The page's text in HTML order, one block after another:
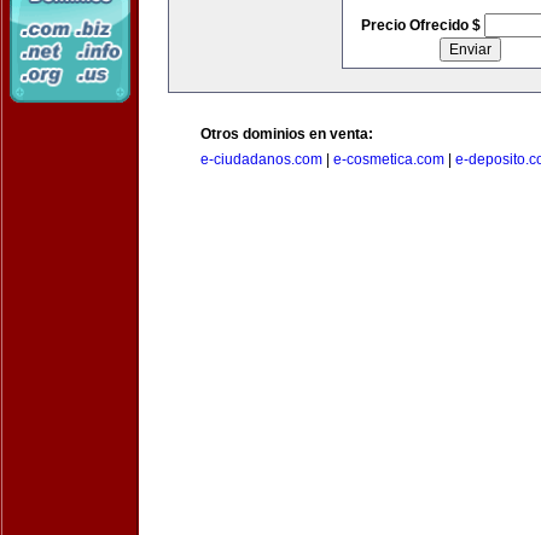
Precio Ofrecido $
Otros dominios en venta:
e-ciudadanos.com
e-cosmetica.com e-